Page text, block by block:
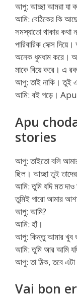
আপু: আচ্ছা আমরা যা
আমি: বেঠিকের কি
সমস্যাতো থাকার কথা
পারিবারিক সেক্স
অনেক ধুমধাম করে।
মাকে বিয়ে করে। এ
আপু: তাই নাকি। তুই
আমি: বই পড়ে।
Apu
stories
আপু: তাইতো বলি
ছিল। আচ্ছা তুই
আমি: তুমি যদি মত
তুমিই পারো আমার
আপু: আমি?
আমি: হাঁ।
আপু: কিন্তু আমার খুব
আমি: তুমি আর আমি
আপু: তা ঠিক, তবে এটা
Vai bon